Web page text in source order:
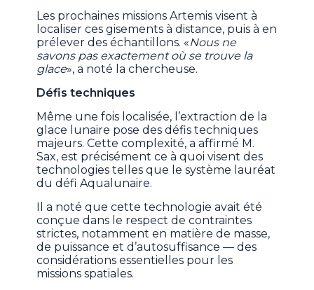
Les prochaines missions Artemis visent à
localiser ces gisements à distance, puis à en
prélever des échantillons. «Nous ne
savons pas exactement où se trouve la
glace», a noté la chercheuse.
Défis techniques
Même une fois localisée, l’extraction de la
glace lunaire pose des défis techniques
majeurs. Cette complexité, a affirmé M.
Sax, est précisément ce à quoi visent des
technologies telles que le système lauréat
du défi Aqualunaire.
Il a noté que cette technologie avait été
conçue dans le respect de contraintes
strictes, notamment en matière de masse,
de puissance et d’autosuffisance — des
considérations essentielles pour les
missions spatiales.